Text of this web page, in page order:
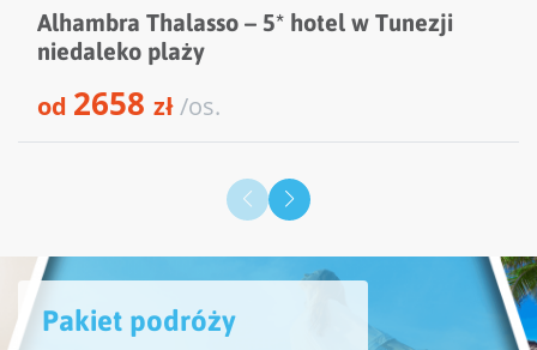
Alhambra Thalasso – 5* hotel w Tunezji
niedaleko plaży
od 2658 zł/os.
Pakiet podróży